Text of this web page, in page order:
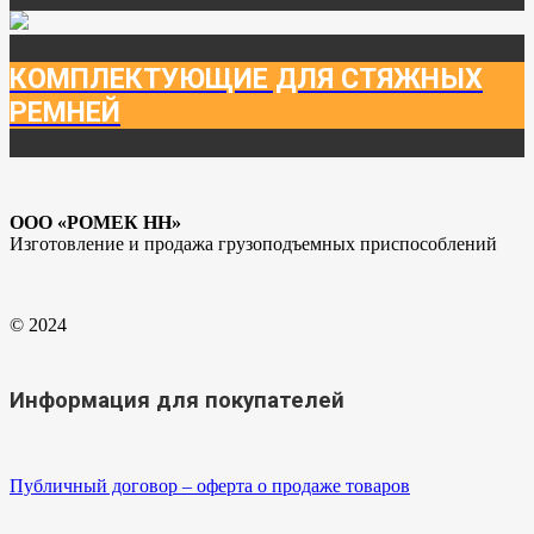
КОМПЛЕКТУЮЩИЕ ДЛЯ СТЯЖНЫХ
РЕМНЕЙ
ООО «РОМЕК НН»
Изготовление и продажа грузоподъемных приспособлений
© 2024
Информация для покупателей
Публичный договор – оферта о продаже товаров